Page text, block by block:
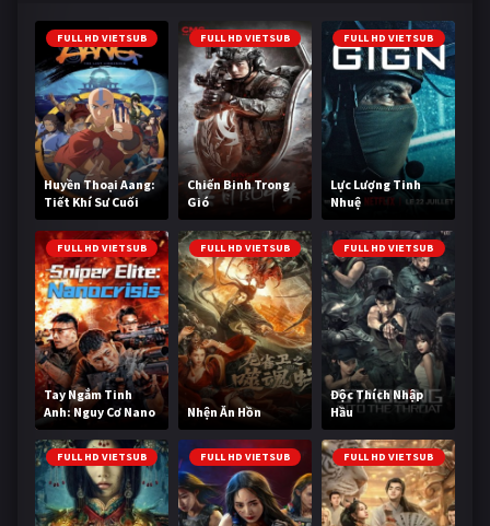
FULL HD VIETSUB
Huyền Thoại Aang:
Tiết Khí Sư Cuối
Cùng
FULL HD VIETSUB
Chiến Binh Trong
Gió
FULL HD VIETSUB
Lực Lượng Tinh
Nhuệ
FULL HD VIETSUB
Tay Ngắm Tinh
Anh: Nguy Cơ Nano
FULL HD VIETSUB
Nhện Ăn Hồn
FULL HD VIETSUB
Độc Thích Nhập
Hầu
FULL HD VIETSUB FULL HD VIETSUB FULL HD VIETSUB